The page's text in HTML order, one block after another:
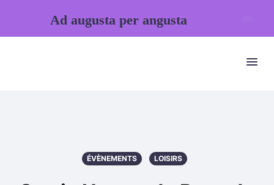
ÉVÈNEMENTS LOISIRS
Ad augusta per angusta